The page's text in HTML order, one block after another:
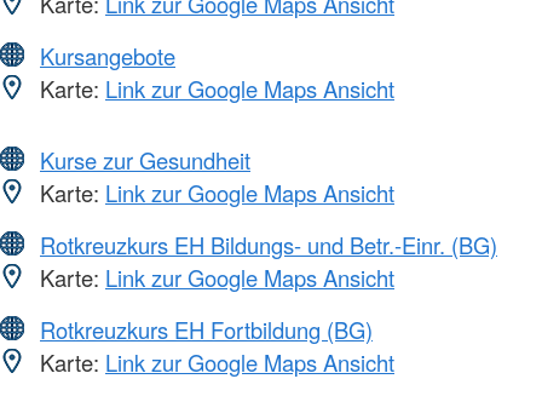
Kursangebote
Karte: Link zur Google Maps Ansicht
Kurse zur Gesundheit
Karte: Link zur Google Maps Ansicht
Rotkreuzkurs EH Bildungs- und Betr.-Einr. (BG)
Karte: Link zur Google Maps Ansicht
Rotkreuzkurs EH Fortbildung (BG)
Karte: Link zur Google Maps Ansicht